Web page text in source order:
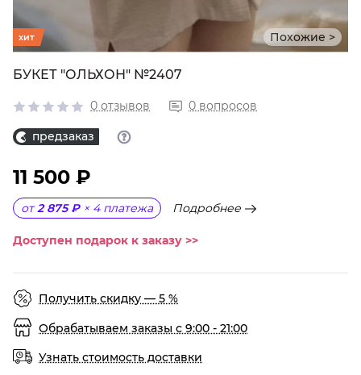
Похожие >
хит
БУКЕТ "ОЛЬХОН" №2407
0 отзывов 0 вопросов
предзаказ
11 500 ₽
от 2 875 ₽ × 4 платежа Подробнее
Доступен подарок к заказу >>
Получить скидку — 5 %
Обрабатываем заказы с 9:00 - 21:00
Узнать стоимость доставки